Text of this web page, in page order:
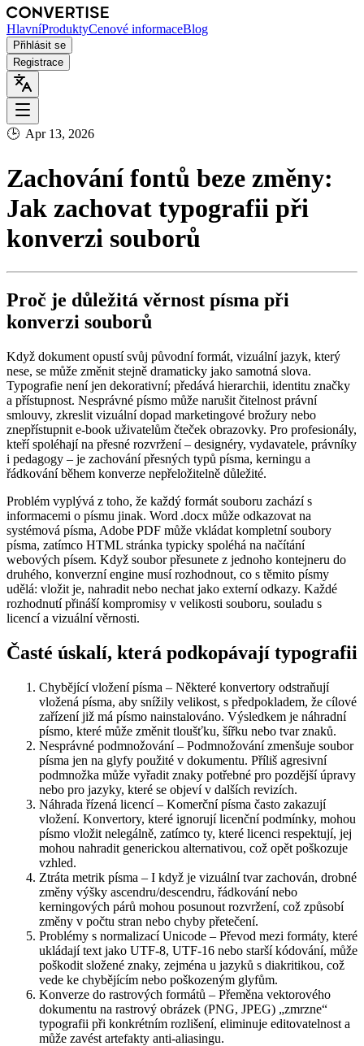
HlavníProduktyCenové informaceBlog
Přihlásit se
Registrace
🕒 Apr 13, 2026
Zachování fontů beze změny:
Jak zachovat typografii při
konverzi souborů
Proč je důležitá věrnost písma při
konverzi souborů
Když dokument opustí svůj původní formát, vizuální jazyk, který
nese, se může změnit stejně dramaticky jako samotná slova.
Typografie není jen dekorativní; předává hierarchii, identitu značky
a přístupnost. Nesprávné písmo může narušit čitelnost právní
smlouvy, zkreslit vizuální dopad marketingové brožury nebo
znepřístupnit e‑book uživatelům čteček obrazovky. Pro profesionály,
kteří spoléhají na přesné rozvržení – designéry, vydavatele, právníky
i pedagogy – je zachování přesných typů písma, kerningu a
řádkování během konverze nepřeložitelně důležité.
Problém vyplývá z toho, že každý formát souboru zachází s
informacemi o písmu jinak. Word .docx může odkazovat na
systémová písma, Adobe PDF může vkládat kompletní soubory
písma, zatímco HTML stránka typicky spoléhá na načítání
webových písem. Když soubor přesunete z jednoho kontejneru do
druhého, konverzní engine musí rozhodnout, co s těmito písmy
udělá: vložit je, nahradit nebo nechat jako externí odkazy. Každé
rozhodnutí přináší kompromisy v velikosti souboru, souladu s
licencí a vizuální věrnosti.
Časté úskalí, která podkopávají typografii
Chybějící vložení písma – Některé konvertory odstraňují
vložená písma, aby snížily velikost, s předpokladem, že cílové
zařízení již má písmo nainstalováno. Výsledkem je náhradní
písmo, které může změnit tloušťku, šířku nebo tvar znaků.
Nesprávné podmnožování– Podmnožování zmenšuje soubor
písma jen na glyfy použité v dokumentu. Příliš agresivní
podmnožka může vyřadit znaky potřebné pro pozdější úpravy
nebo pro jazyky, které se objeví v dalších revizích.
Náhrada řízená licencí– Komerční písma často zakazují
vložení. Konvertory, které ignorují licenční podmínky, mohou
písmo vložit nelegálně, zatímco ty, které licenci respektují, jej
mohou nahradit generickou alternativou, což opět poškozuje
vzhled.
Ztráta metrik písma – I když je vizuální tvar zachován, drobné
změny výšky ascendru/descendru, řádkování nebo
kerningových párů mohou posunout rozvržení, což způsobí
změny v počtu stran nebo chyby přetečení.
Problémy s normalizací Unicode – Převod mezi formáty, které
ukládají text jako UTF‑8, UTF‑16 nebo starší kódování, může
poškodit složené znaky, zejména u jazyků s diakritikou, což
vede ke chybějícím nebo poškozeným glyfům.
Konverze do rastrových formátů – Přeměna vektorového
dokumentu na rastrový obrázek (PNG, JPEG) „zmrzne“
typografii při konkrétním rozlišení, eliminuje editovatelnost a
může zavést artefakty anti‑aliasingu.